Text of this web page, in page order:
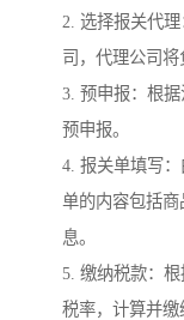
2. 选择报关代
司，代理公司将
3. 预申报：根
预申报。
4. 报关单填写
单的内容包括
息。
5. 缴纳税款：
税率，计算并缴